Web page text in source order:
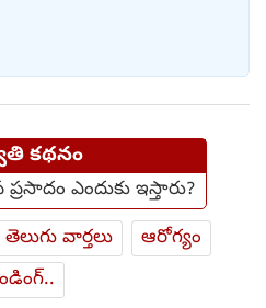
కథనం
ఎందుకు ఇస్తారు?
తెలుగు వార్తలు
ఆరోగ్యం